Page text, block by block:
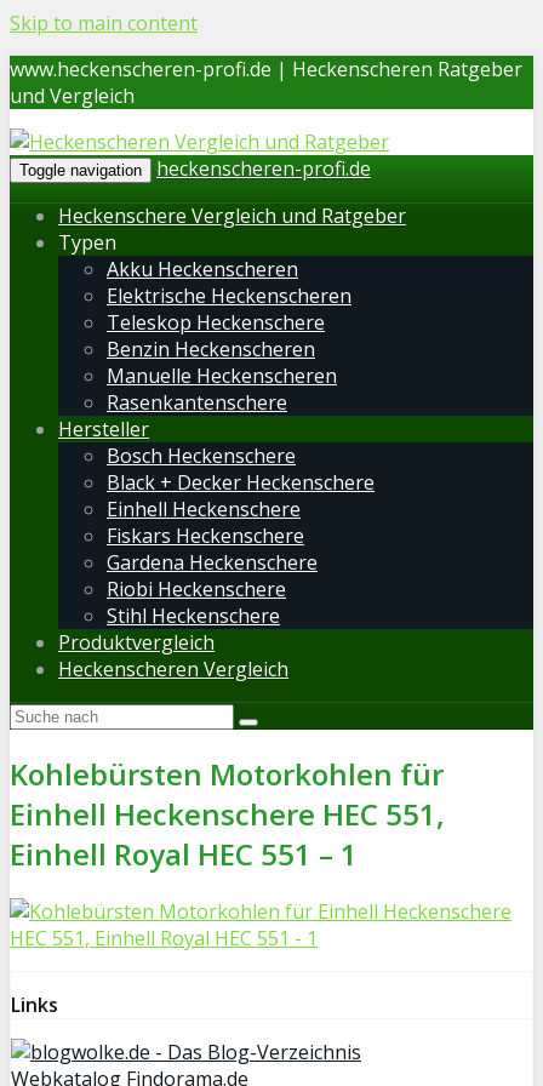
Skip to main content
www.heckenscheren-profi.de | Heckenscheren Ratgeber
und Vergleich
Toggle navigation
heckenscheren-profi.de
Heckenschere Vergleich und Ratgeber
Typen
Akku Heckenscheren
Elektrische Heckenscheren
Teleskop Heckenschere
Benzin Heckenscheren
Manuelle Heckenscheren
Rasenkantenschere
Hersteller
Bosch Heckenschere
Black + Decker Heckenschere
Einhell Heckenschere
Fiskars Heckenschere
Gardena Heckenschere
Riobi Heckenschere
Stihl Heckenschere
Produktvergleich
Heckenscheren Vergleich
Kohlebürsten Motorkohlen für
Einhell Heckenschere HEC 551,
Einhell Royal HEC 551 – 1
Links
Webkatalog Findorama.de